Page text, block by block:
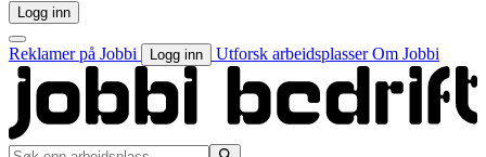
Logg inn
Reklamer på Jobbi Logg inn Utforsk arbeidsplasserOm Jobbi